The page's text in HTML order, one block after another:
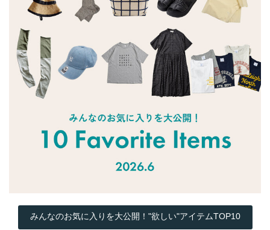
みんなのお気に入りを大公開！"欲しい"アイテムTOP10